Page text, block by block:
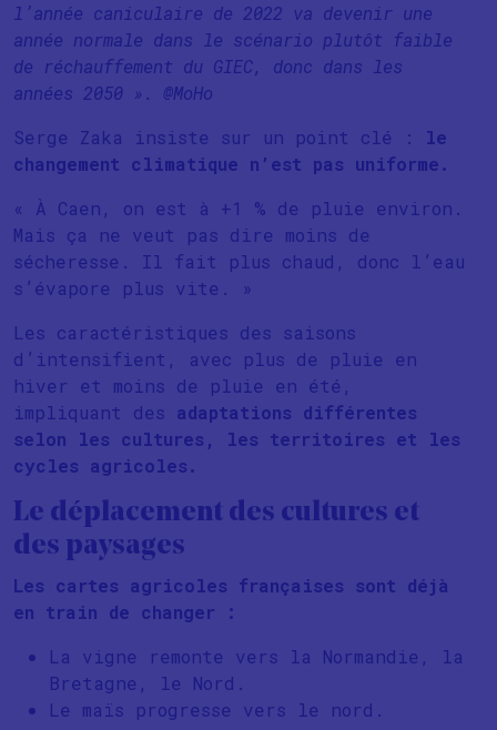
l’année caniculaire de 2022 va devenir une
année normale dans le scénario plutôt faible
de réchauffement du GIEC, donc dans les
années 2050 ». @MoHo
Serge Zaka insiste sur un point clé : le
changement climatique n’est pas uniforme.
« À Caen, on est à +1 % de pluie environ.
Mais ça ne veut pas dire moins de
sécheresse. Il fait plus chaud, donc l’eau
s’évapore plus vite. »
Les caractéristiques des saisons
d’intensifient, avec plus de pluie en
hiver et moins de pluie en été,
impliquant des adaptations différentes
selon les cultures, les territoires et les
cycles agricoles.
Le déplacement des cultures et
des paysages
Les cartes agricoles françaises sont déjà
en train de changer :
La vigne remonte vers la Normandie, la
Bretagne, le Nord.
Le maïs progresse vers le nord.